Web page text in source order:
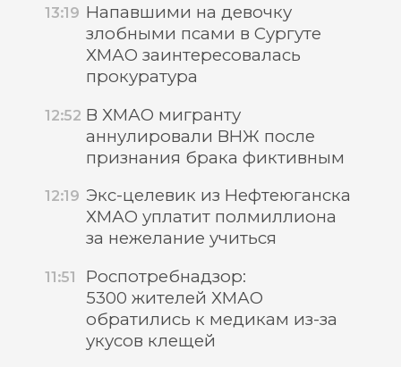
13:19 Напавшими на девочку
злобными псами в Сургуте
ХМАО заинтересовалась
прокуратура
12:52 В ХМАО мигранту
аннулировали ВНЖ после
признания брака фиктивным
12:19 Экс-целевик из Нефтеюганска
ХМАО уплатит полмиллиона
за нежелание учиться
11:51
Роспотребнадзор:
5300 жителей ХМАО
обратились к медикам из-за
укусов клещей